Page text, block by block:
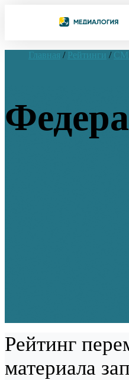
Главная / Рейтинги /
Рейтинг
материала